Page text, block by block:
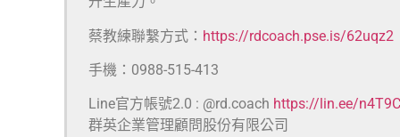
蔡教練聯繫方式： https://rdcoach.pse.is/62uqz2
手機：0988-515-413
Line官方帳號2.0 : @rd.coach https://lin.ee/
群英企業管理顧問股份有限公司